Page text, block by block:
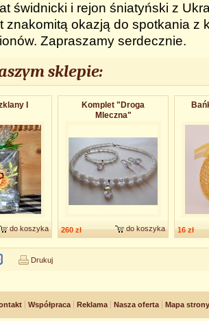
świdnicki i rejon śniatyński z
znakomitą okazją do spotkania z
Zapraszamy serdecznie.
sklepie:
I
do koszyka
Komplet "Droga
Mleczna"
260 zł do koszyka 16 zł
Drukuj
Współpraca Reklama Nasza oferta Mapa strony